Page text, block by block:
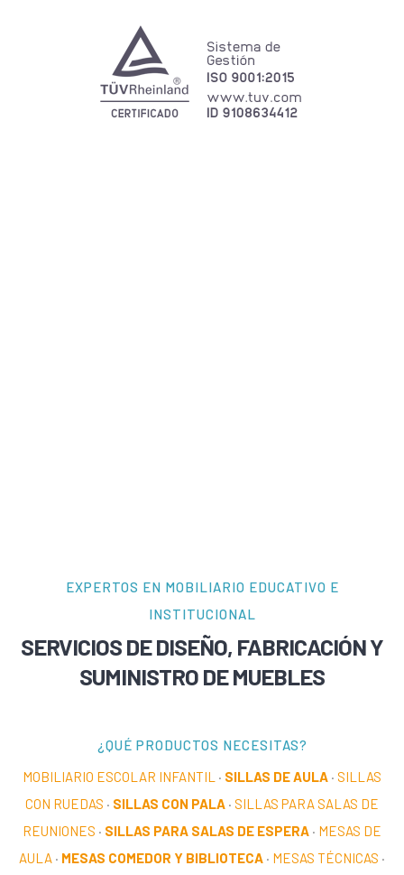
EXPERTOS EN MOBILIARIO EDUCATIVO E
INSTITUCIONAL
SERVICIOS DE DISEÑO, FABRICACIÓN Y
SUMINISTRO DE MUEBLES
¿QUÉ PRODUCTOS NECESITAS?
MOBILIARIO ESCOLAR INFANTIL · SILLAS DE AULA · SILLAS
CON RUEDAS · SILLAS CON PALA · SILLAS PARA SALAS DE
REUNIONES · SILLAS PARA SALAS DE ESPERA · MESAS DE
AULA · MESAS COMEDOR Y BIBLIOTECA · MESAS TÉCNICAS ·